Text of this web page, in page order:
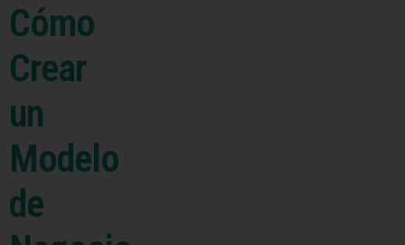
Cómo
Crear
un
Modelo
de